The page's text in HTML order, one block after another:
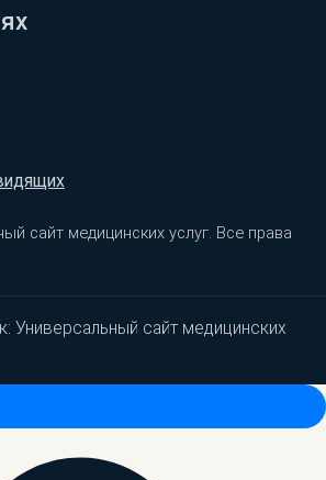
сайт медицинских услуг. Все права
Универсальный сайт медицинских